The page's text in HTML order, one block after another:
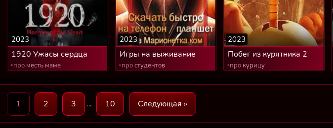
1920 Ужасы сердца
2023
‣про месть маме
Игры на выживание
2023
‣простудентов
Побег из курятника 2
2023
‣про курицу
1 2 3 ... 10 Следующая »